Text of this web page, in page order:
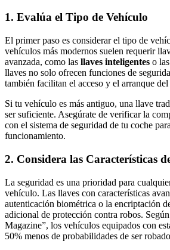
1. Evalúa el Tipo de Vehículo
El primer paso es considerar el tipo de
vehículos más modernos suelen requerir
avanzada, como las llaves inteligentes o las
llaves no solo ofrecen funciones de
también facilitan el acceso y el arranque
Si tu vehículo es más antiguo, una llave
ser suficiente. Asegúrate de verificar la
con el sistema de seguridad de tu coche
funcionamiento.
2. Considera las Características
La seguridad es una prioridad para
vehículo. Las llaves con características
autenticación biométrica o la encriptación
adicional de protección contra robos.
Magazine”, los vehículos equipados con
50% menos de probabilidades de ser